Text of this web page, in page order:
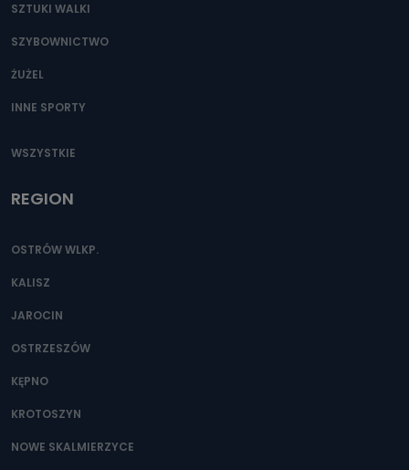
SZTUKI WALKI
SZYBOWNICTWO
ŻUŻEL
INNE SPORTY
WSZYSTKIE
REGION
OSTRÓW WLKP.
KALISZ
JAROCIN
OSTRZESZÓW
KĘPNO
KROTOSZYN
NOWE SKALMIERZYCE